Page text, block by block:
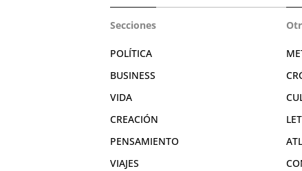
Secciones
POLÍTICA
BUSINESS
VIDA
CREACIÓN
PENSAMIENTO
VIAJES